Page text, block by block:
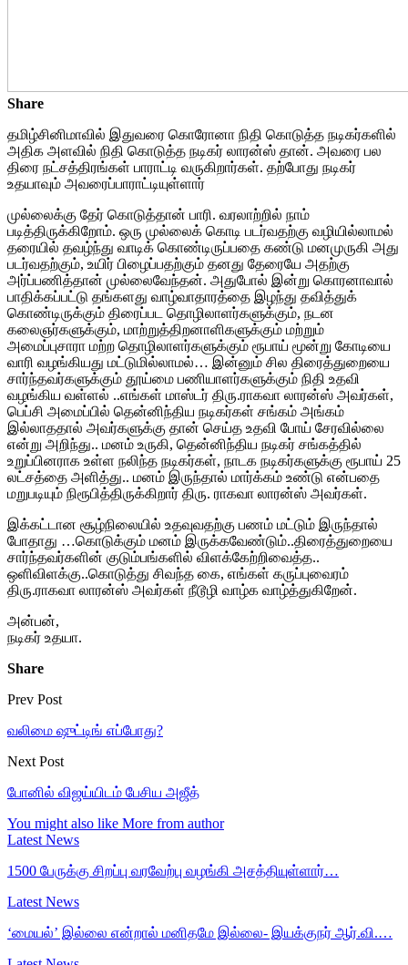
Share
தமிழ்சினிமாவில் இதுவரை கொரோனா நிதி கொடுத்த நடிகர்களில்
அதிக அளவில் நிதி கொடுத்த நடிகர் லாரன்ஸ் தான். அவரை பல
திரை நட்சத்திரங்கள் பாராட்டி வருகிறார்கள். தற்போது நடிகர்
உதயாவும் அவரைப்பாராட்டியுள்ளார்
முல்லைக்கு தேர் கொடுத்தான் பாரி. வரலாற்றில் நாம்
படித்திருக்கிறோம். ஒரு முல்லைக் கொடி படர்வதற்கு வழியில்லாமல்
தரையில் தவழ்ந்து வாடிக் கொண்டிருப்பதை கண்டு மனமுருகி அது
படர்வதற்கும், உயிர் பிழைப்பதற்கும் தனது தேரையே அதற்கு
அர்ப்பணித்தான் முல்லைவேந்தன். அதுபோல் இன்று கொரனாவால்
பாதிக்கப்பட்டு தங்களது வாழ்வாதாரத்தை இழந்து தவித்துக்
கொண்டிருக்கும் திரைப்பட தொழிலாளர்களுக்கும், நடன
கலைஞர்களுக்கும், மாற்றுத்திறனாளிகளுக்கும் மற்றும்
அமைப்புசாரா மற்ற தொழிலாளர்களுக்கும் ரூபாய் மூன்று கோடியை
வாரி வழங்கியது மட்டுமில்லாமல்… இன்னும் சில திரைத்துறையை
சார்ந்தவர்களுக்கும் தூய்மை பணியாளர்களுக்கும் நிதி உதவி
வழங்கிய வள்ளல் ..எங்கள் மாஸ்டர் திரு.ராகவா லாரன்ஸ் அவர்கள்,
பெப்சி அமைப்பில் தென்னிந்திய நடிகர்கள் சங்கம் அங்கம்
இல்லாததால் அவர்களுக்கு தான் செய்த உதவி போய் சேரவில்லை
என்று அறிந்து.. மனம் உருகி, தென்னிந்திய நடிகர் சங்கத்தில்
உறுப்பினராக உள்ள நலிந்த நடிகர்கள், நாடக நடிகர்களுக்கு ரூபாய் 25
லட்சத்தை அளித்து.. மனம் இருந்தால் மார்க்கம் உண்டு என்பதை
மறுபடியும் நிரூபித்திருக்கிறார் திரு. ராகவா லாரன்ஸ் அவர்கள்.
இக்கட்டான சூழ்நிலையில் உதவுவதற்கு பணம் மட்டும் இருந்தால்
போதாது …கொடுக்கும் மனம் இருக்கவேண்டும்..திரைத்துறையை
சார்ந்தவர்களின் குடும்பங்களில் விளக்கேற்றிவைத்த..
ஒளிவிளக்கு..கொடுத்து சிவந்த கை, எங்கள் கருப்புவைரம்
திரு.ராகவா லாரன்ஸ் அவர்கள் நீடூழி வாழ்க வாழ்த்துகிறேன்.
அன்பன்,
நடிகர் உதயா.
Share
Prev Post
வலிமை ஷுட்டிங் எப்போது?
Next Post
போனில் விஜய்யிடம் பேசிய அஜீத்
You might also like More from author
Latest News
1500 பேருக்கு சிறப்பு வரவேற்பு வழங்கி அசத்தியுள்ளார்…
Latest News
‘மையல்’ இல்லை என்றால் மனிதமே இல்லை- இயக்குநர் ஆர்.வி.…